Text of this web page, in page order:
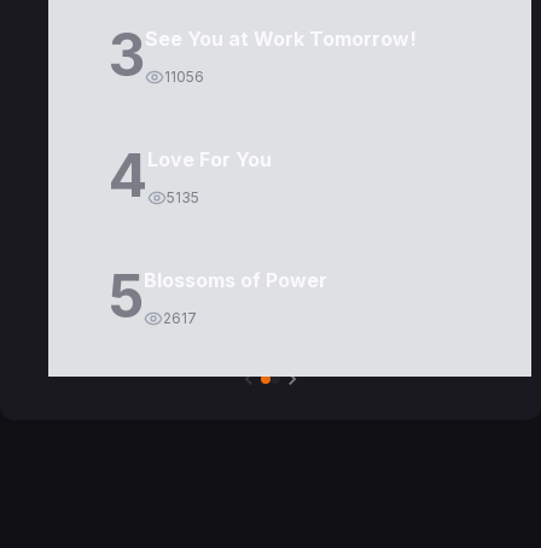
3See You at Work Tomorrow!
11056
4Love For You
5135
5Blossoms of Power
2617